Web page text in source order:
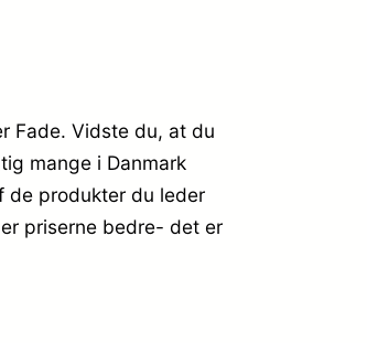
Fade. Vidste du, at du
mange i Danmark
de produkter du leder
priserne bedre- det er